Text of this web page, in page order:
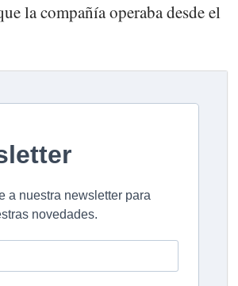
la compañía operaba desde el